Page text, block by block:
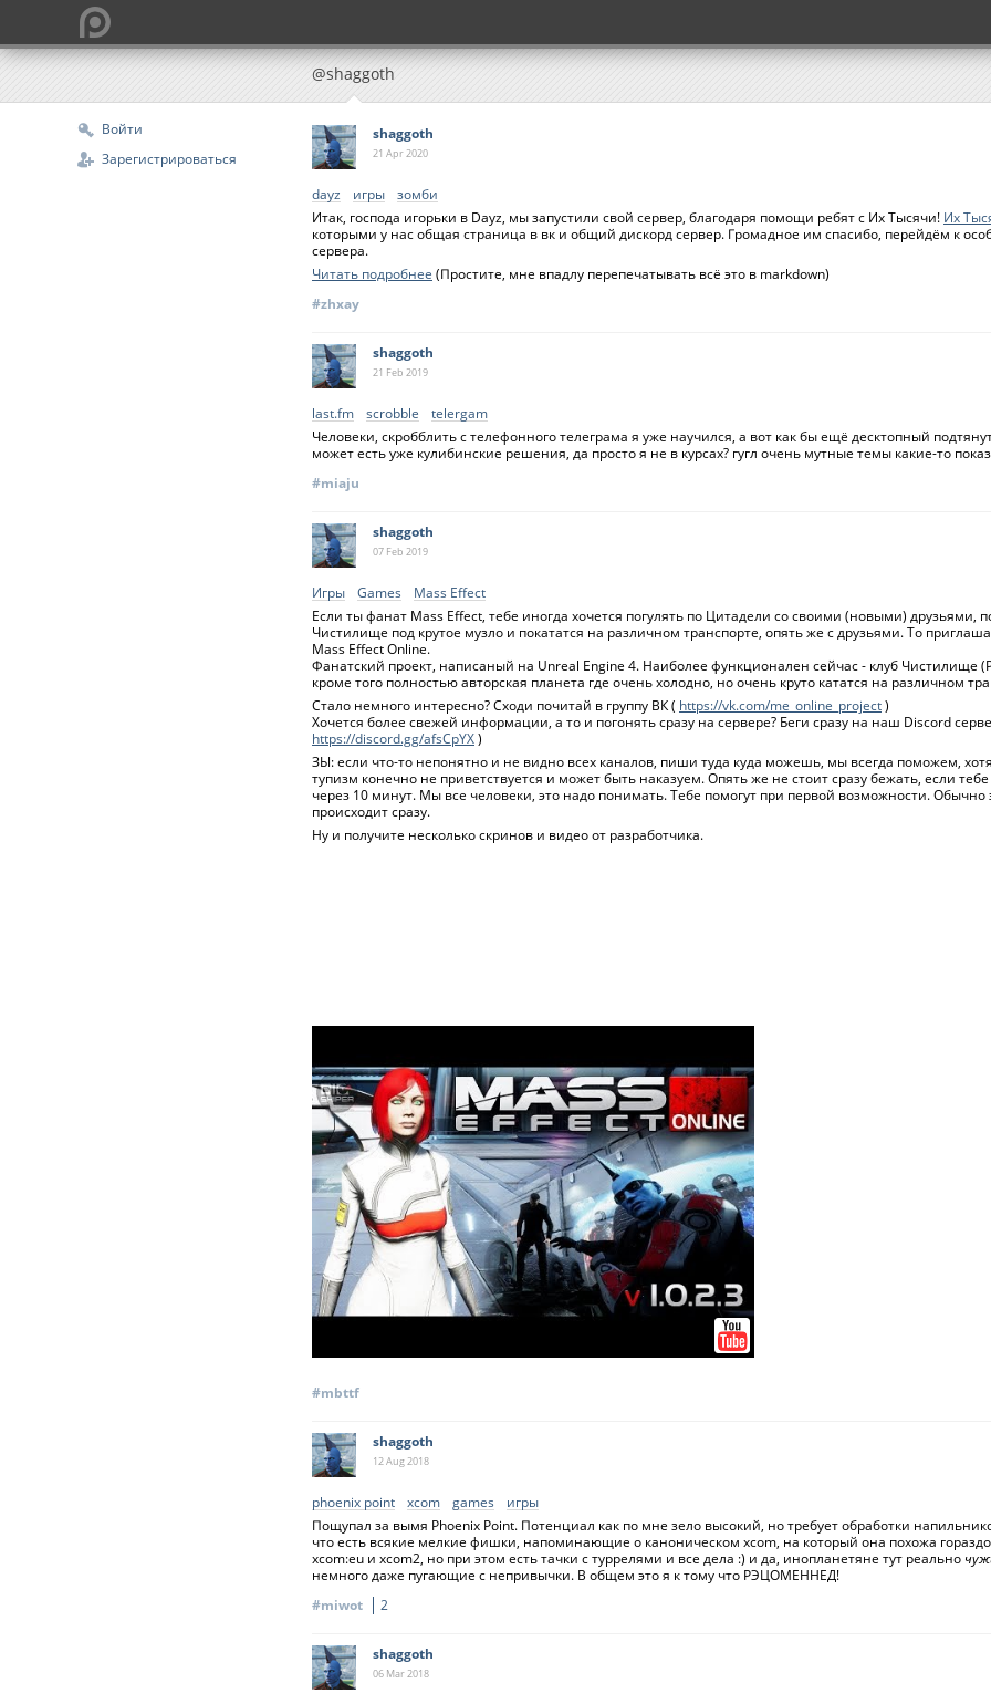
@shaggoth
Войти
Зарегистрироваться
shaggoth
21 Apr2020
dayz игры
зомби
Итак, господа игорьки в Dayz, мы запустили свой сервер, благодаря помощи ребят с Их Тысячи! Их
которыми у нас общая страница в вк и общий дискорд сервер. Громадное им спасибо, перейдём к
сервера.
Читать подробнее (Простите, мне впадлу перепечатывать всё это в markdown)
#zhxay
shaggoth
21 Feb 2019
last.fm scrobble
telergam
Человеки, скробблить с телефонного телеграма я уже научился, а вот как бы ещё десктопный
может есть уже кулибинские решения, да просто я не в курсах? гугл очень мутные темы какие-то
#miaju
shaggoth
07 Feb 2019
Игры Games
Mass Effect
Если ты фанат Mass Effect, тебе иногда хочется погулять по Цитадели со своими (новыми) друзьями,
Чистилище под крутое музло и покататся на различном транспорте, опять же с друзьями. То
Mass Effect Online.
Фанатский проект, написаный на Unreal Engine 4. Наиболее функционален сейчас - клуб Чистилище
кроме того полностью авторская планета где очень холодно, но очень круто кататся на различном
Стало немного интересно? Сходи почитай в группу ВК ( https://vk.com/me_online_project)
Хочется более свежей информации, а то и погонять сразу на сервере? Беги сразу на наш Discord
https://discord.gg/afsCpYX)
ЗЫ: если что-то непонятно и не видно всех каналов, пиши туда куда можешь, мы всегда поможем,
тупизм конечно не приветствуется и может быть наказуем. Опять же не стоит сразу бежать, если
через 10 минут. Мы все человеки, это надо понимать. Тебе помогут при первой возможности. Обычно
происходит сразу.
Ну и получите несколько скринов и видео от разработчика.
#mbttf
shaggoth
12 Aug2018
phoenix point xcom games
игры
Пощупал за вымя Phoenix Point. Потенциал как по мне зело высокий, но требует обработки
что есть всякие мелкие фишки, напоминающие о каноническом xcom, на который она похожа
xcom:eu и xcom2, но при этом есть тачки с туррелями и все дела :) и да, инопланетяне тут реально
немного даже пугающие с непривычки. В общем это я к тому что РЭЦОМЕННЕД!
#miwot
2
shaggoth
06 Mar2018